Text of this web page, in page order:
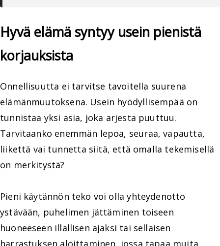
Hyvä elämä syntyy usein pienistä
korjauksista
Onnellisuutta ei tarvitse tavoitella suurena
elämänmuutoksena. Usein hyödyllisempää on
tunnistaa yksi asia, joka arjesta puuttuu.
Tarvitaanko enemmän lepoa, seuraa, vapautta,
liikettä vai tunnetta siitä, että omalla tekemisellä
on merkitystä?
Pieni käytännön teko voi olla yhteydenotto
ystävään, puhelimen jättäminen toiseen
huoneeseen illallisen ajaksi tai sellaisen